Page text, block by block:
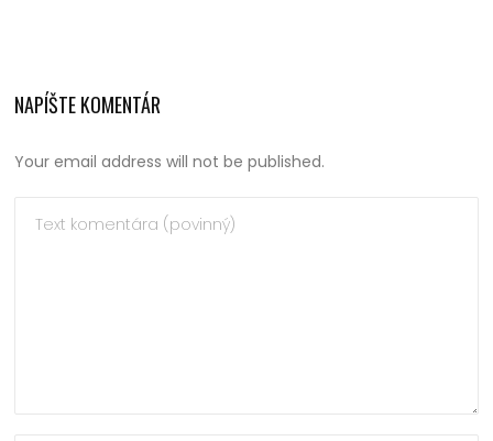
NAPÍŠTE KOMENTÁR
Your email address will not be published.